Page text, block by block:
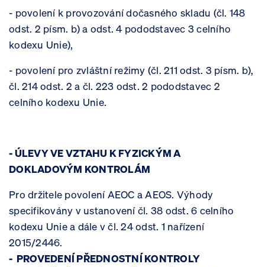
- povolení k provozování dočasného skladu (čl. 148
odst. 2 písm. b) a odst. 4 pododstavec 3 celního
kodexu Unie),
- povolení pro zvláštní režimy (čl. 211 odst. 3 písm. b),
čl. 214 odst. 2 a čl. 223 odst. 2 pododstavec 2
celního kodexu Unie.
- ÚLEVY VE VZTAHU K FYZICKÝM A
DOKLADOVÝM KONTROLÁM
Pro držitele povolení AEOC a AEOS. Výhody
specifikovány v ustanovení čl. 38 odst. 6 celního
kodexu Unie a dále v čl. 24 odst. 1 nařízení
2015/2446.
- PROVEDENÍ PŘEDNOSTNÍ KONTROLY